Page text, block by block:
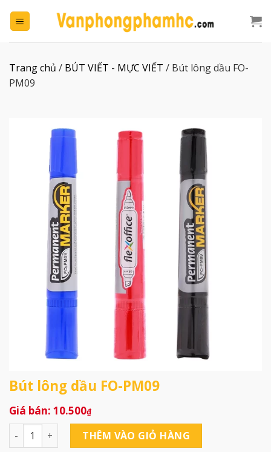
đến
Trang chủ / BÚT VIẾT - MỰC VIẾT / Bút lông dầu FO-
PM09
Bút lông dầu FO-PM09
10.500₫
Bút lông dầu FO-PM09 số lượng
THÊM VÀO GIỎ HÀNG